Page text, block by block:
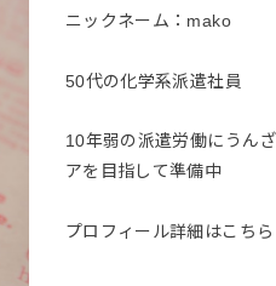
ニックネーム：mako
50代の化学系派遣社員
10年弱の派遣労働にうん
アを目指して準備中
プロフィール詳細はこち